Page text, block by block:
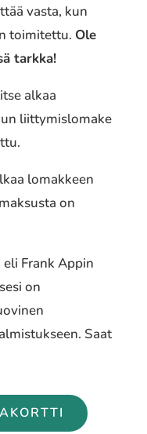
vasta, kun
toimitettu. Ole
tarkka!
alkaa
liittymislomake
lomakkeen
on
Frank Appin
on
Saat